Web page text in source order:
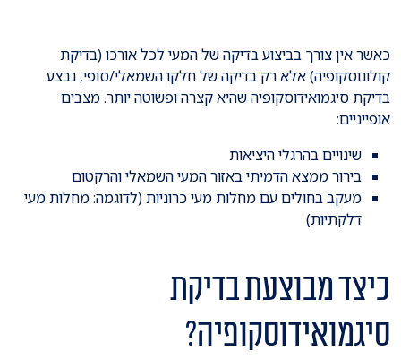
כאשר אין צורך בביצוע בדיקה של המעי לכל אורכו (בדיקת
קולונוסקופיה) אלא רק בדיקה של חלקו השמאלי/סופי, נבצע
בדיקת סיגמואידוסקופיה שהיא קצרה ופשוטה יותר. מצבים
אופייניים:
שינויים בהרגלי היציאות
בירור ממצא הדמיתי באזור המעי השמאלי והרקטום
מעקב בחולים עם מחלות מעי כרוניות (לדוגמה: מחלות מעי
דלקתיות)
כיצד מבוצעת בדיקת
סיגמואידוסקופיה?